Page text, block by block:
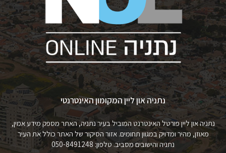
נתניה און ליין המקומון האינטרנטי
נתניה און ליין פורטל האינטרנט המוביל בעיר נתניה, האתר מספק מידע אמין,
מאוזן, מהיר ומדויק במגוון תחומים. אזור הסיקור של האתר כולל את העיר
נתניה והישובים מסביב. טלפון: 050-8491248